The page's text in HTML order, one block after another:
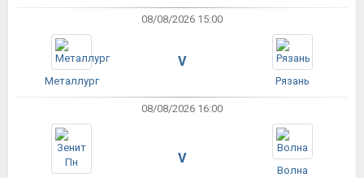
08/08/2026 15:00
Металлург
V
Рязань
08/08/2026 16:00
V
Волна